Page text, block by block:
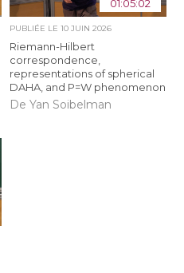
01:05:02
PUBLIÉE LE 10 JUIN 2026
Riemann-Hilbert
correspondence,
representations of spherical
DAHA, and P=W phenomenon
De Yan Soibelman